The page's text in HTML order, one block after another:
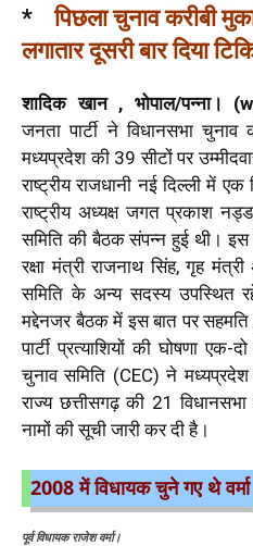
*पिछला चुनाव करीबी
लगातार दूसरी बार दिया
शादिक खान , भोपाल/पन्ना।
जनता पार्टी ने विधानसभा चुनाव
मध्यप्रदेश की 39 सीटों पर
राष्ट्रीय राजधानी नई दिल्ली में
राष्ट्रीय अध्यक्ष जगत प्रकाश
समिति की बैठक संपन्न हुई थी। इस
रक्षा मंत्री राजनाथ सिंह, गृह
समिति के अन्य सदस्य उपस्थित
मद्देनजर बैठक में इस बात पर
पार्टी प्रत्याशियों की घोषणा
चुनाव समिति (CEC) ने
राज्य छत्तीसगढ़ की 21
नामों की सूची जारी कर दी है।
2008 में विधायक चुने गए थे वर्मा
पूर्व विधायक राजेश वर्मा।